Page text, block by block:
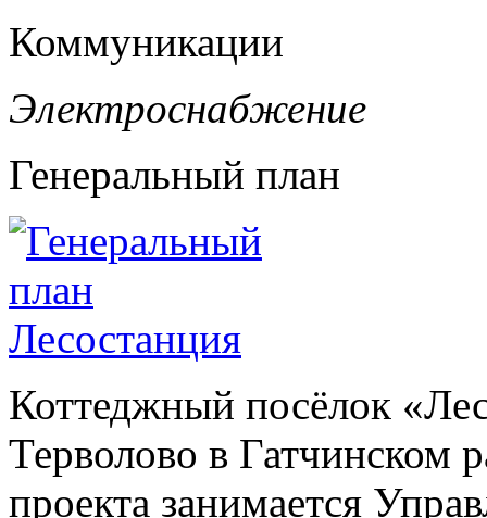
Коммуникации
Электроснабжение
Генеральный план
Коттеджный посёлок
Терволово в Гатчинском
проекта занимается